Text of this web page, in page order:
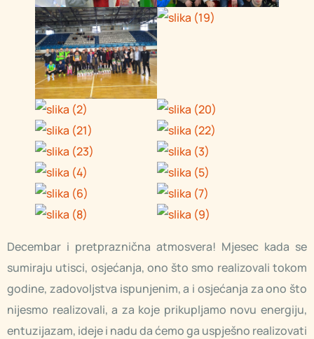
Decembar i pretpraznična atmosvera! Mjesec kada se
sumiraju utisci, osjećanja, ono što smo realizovali tokom
godine, zadovoljstva ispunjenim, a i osjećanja za ono što
nijesmo realizovali, a za koje prikupljamo novu energiju,
entuzijazam, ideje i nadu da ćemo ga uspješno realizovati